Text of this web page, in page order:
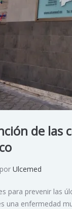
de las
Ulcemed
para prevenir las
una enfermedad